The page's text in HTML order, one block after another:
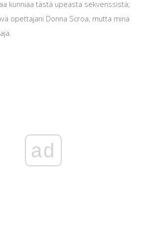
kunniaa tästä upeasta sekvenssistä;
opettajani Donna Scroa, mutta minä
ad